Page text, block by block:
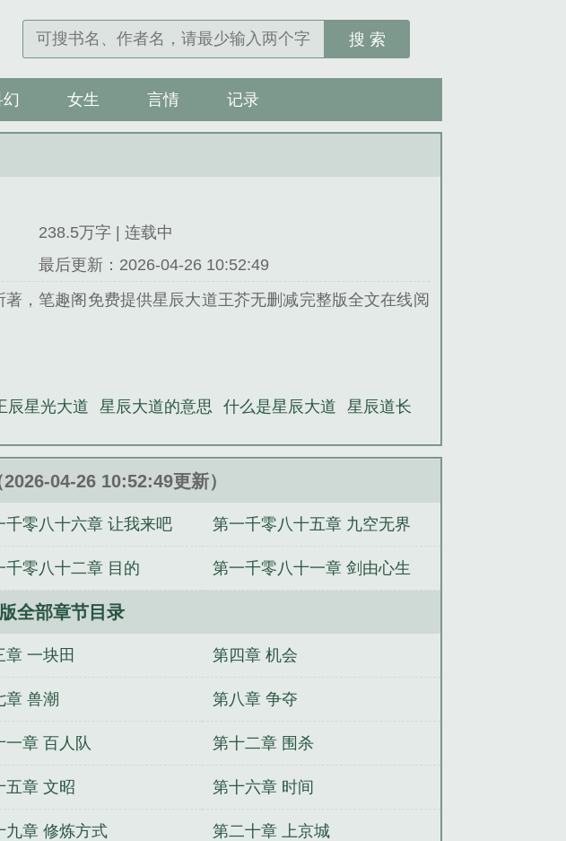
搜 索
女生 言情 记录
238.5万字 | 连载中
最后更新：2026-04-26 10:52:49
，笔趣阁免费提供星辰大道王芥无删减完整版全文在线阅
的历史类小说。
辰星光大道 星辰大道的意思 什么是星辰大道 星辰道长
04-26 10:52:49更新）
千零八十六章 让我来吧 第一千零八十五章 九空无界
千零八十二章 目的 第一千零八十一章 剑由心生
全部章节目录
章 一块田 第四章 机会
章 兽潮 第八章 争夺
一章 百人队 第十二章 围杀
五章 文昭 第十六章 时间
九章 修炼方式 第二十章 上京城